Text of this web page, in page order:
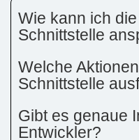
Wie kann ich
Schnittstelle
Welche
Schnittstelle
Gibt es genaue
Entwickler?